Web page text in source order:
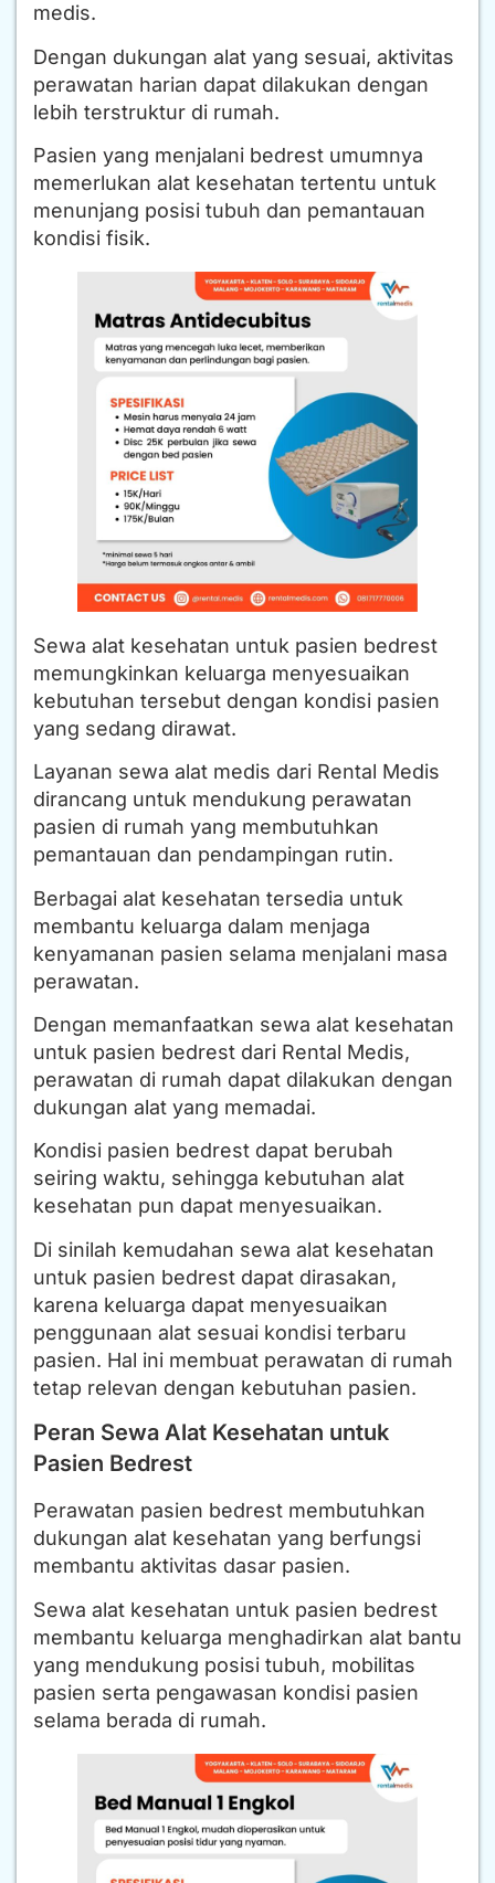
medis.
Dengan dukungan alat yang sesuai, aktivitas
perawatan harian dapat dilakukan dengan
lebih terstruktur di rumah.
Pasien yang menjalani bedrest umumnya
memerlukan alat kesehatan tertentu untuk
menunjang posisi tubuh dan pemantauan
kondisi fisik.
Sewa alat kesehatan untuk pasien bedrest
memungkinkan keluarga menyesuaikan
kebutuhan tersebut dengan kondisi pasien
yang sedang dirawat.
Layanan sewa alat medis dari Rental Medis
dirancang untuk mendukung perawatan
pasien di rumah yang membutuhkan
pemantauan dan pendampingan rutin.
Berbagai alat kesehatan tersedia untuk
membantu keluarga dalam menjaga
kenyamanan pasien selama menjalani masa
perawatan.
Dengan memanfaatkan sewa alat kesehatan
untuk pasien bedrest dari Rental Medis,
perawatan di rumah dapat dilakukan dengan
dukungan alat yang memadai.
Kondisi pasien bedrest dapat berubah
seiring waktu, sehingga kebutuhan alat
kesehatan pun dapat menyesuaikan.
Di sinilah kemudahan sewa alat kesehatan
untuk pasien bedrest dapat dirasakan,
karena keluarga dapat menyesuaikan
penggunaan alat sesuai kondisi terbaru
pasien. Hal ini membuat perawatan di rumah
tetap relevan dengan kebutuhan pasien.
Peran Sewa Alat Kesehatan untuk
Pasien Bedrest
Perawatan pasien bedrest membutuhkan
dukungan alat kesehatan yang berfungsi
membantu aktivitas dasar pasien.
Sewa alat kesehatan untuk pasien bedrest
membantu keluarga menghadirkan alat bantu
yang mendukung posisi tubuh, mobilitas
pasien serta pengawasan kondisi pasien
selama berada di rumah.